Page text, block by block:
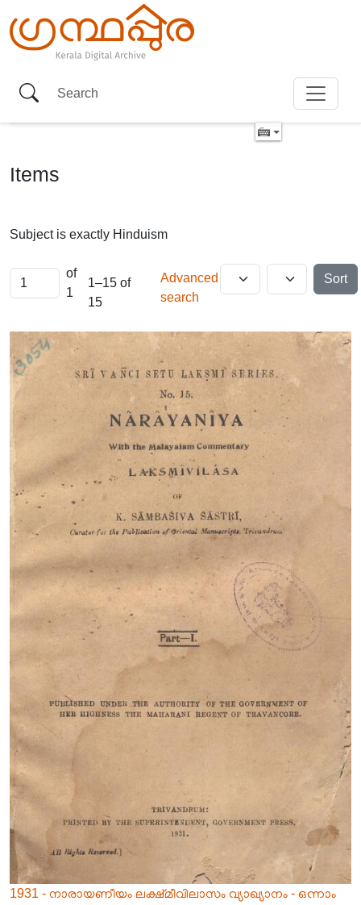
Items
Subject is exactly Hinduism
of
1
1–15 of
15
Advanced
search
Sort
1931 - നാരായണീയം ലക്ഷ്മീവിലാസം വ്യാഖ്യാനം - ഒന്നാം